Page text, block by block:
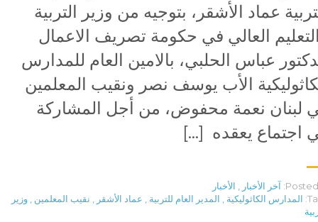
عماد الأشقر، بتوجيه من وزير التربية
العالي في حكومة تصريف الاعمال
عباس الحلبي، بالامين العام للمدارس
الأب يوسف نصر ونقيب المعلمين
لبنان نعمة محفوض، من أجل المشاركة
اجتماع يعقده […]
Posted آخر الأخبار
الأخبار
المدارس الكاثوليكية المدير العام للتربية عماد الأشقر نقيب المعلمين
وزير